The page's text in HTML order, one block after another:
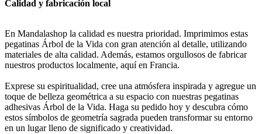
Calidad y fabricación local
En Mandalashop la calidad es nuestra prioridad. Imprimimos estas
pegatinas Árbol de la Vida con gran atención al detalle, utilizando
materiales de alta calidad. Además, estamos orgullosos de fabricar
nuestros productos localmente, aquí en Francia.
Exprese su espiritualidad, cree una atmósfera inspirada y agregue un
toque de belleza geométrica a su espacio con nuestras pegatinas
adhesivas Árbol de la Vida. Haga su pedido hoy y descubra cómo
estos símbolos de geometría sagrada pueden transformar su entorno
en un lugar lleno de significado y creatividad.